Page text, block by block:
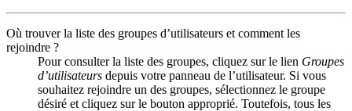
Où trouver la liste des groupes d’utilisateurs et comment les
rejoindre ?
Pour consulter la liste des groupes, cliquez sur le lien Groupes
d’utilisateurs depuis votre panneau de l’utilisateur. Si vous
souhaitez rejoindre un des groupes, sélectionnez le groupe
désiré et cliquez sur le bouton approprié. Toutefois, tous les